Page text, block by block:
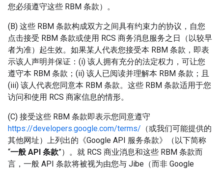
您必须遵守这些 RBM 条款）。
(B) 这些 RBM 条款构成双方之间具有约束力的协议，自您
点击接受 RBM 条款或使用 RCS 商务消息服务之日（以较早
者为准）起生效。如果某人代表您接受本 RBM 条款，即表
示该人声明并保证：(i) 该人拥有充分的法定权力，可让您
遵守本 RBM 条款；(ii) 该人已阅读并理解本 RBM 条款；且
(iii) 该人代表您同意本 RBM 条款。这些 RBM 条款适用于您
访问和使用 RCS 商家信息的情形。
(C) 接受这些 RBM 条款即表示您同意遵守
https://developers.google.com/terms/ （或我们可能提供的
其他网址）上列出的《Google API 服务条款》（以下简称
“一般 API 条款”）。就 RCS 商业消息和这些 RBM 条款而
言，一般 API 条款将被视为由您与 Jibe（而非 Google